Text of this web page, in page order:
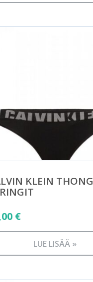
KLEIN THONG
€
LUE LISÄÄ »